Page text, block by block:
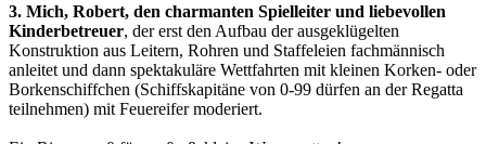
3. Mich, Robert, den charmanten Spielleiter und liebevollen
Kinderbetreuer, der erst den Aufbau der ausgeklügelten
Konstruktion aus Leitern, Rohren und Staffeleien fachmännisch
anleitet und dann spektakuläre Wettfahrten mit kleinen Korken- oder
Borkenschiffchen (Schiffskapitäne von 0-99 dürfen an der Regatta
teilnehmen) mit Feuereifer moderiert.